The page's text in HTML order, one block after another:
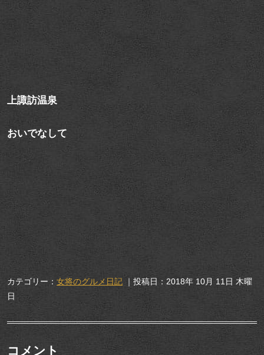
上諏訪温泉
おいでなして
カテゴリー： 女将のグルメ日記 ｜投稿日：2018年 10月 11日 木曜
日
コメント